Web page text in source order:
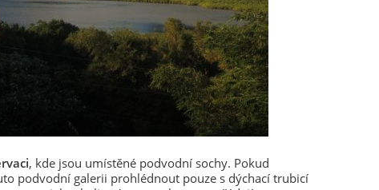
, kde jsou umístěné podvodní sochy. Pokud
podvodní galerii prohlédnout pouze s dýchací trubicí